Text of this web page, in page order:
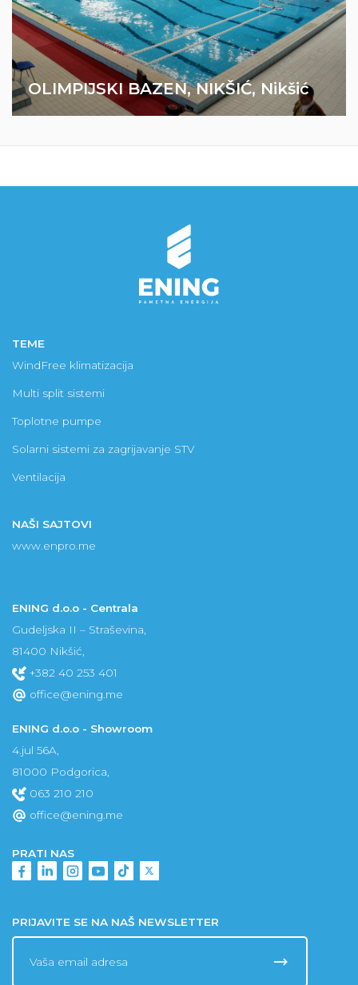
OLIMPIJSKI BAZEN, NIKŠIĆ, Nikšić
Sistemi grijanja
Sistemi ventilacije
Sistemi klimatizacije
TEME
WindFree klimatizacija
Multi split sistemi
Toplotne pumpe
Solarni sistemi za zagrijavanje STV
Ventilacija
NAŠI SAJTOVI
www.enpro.me
PRIJAVITE SE NA NAŠ NEWSLETTER
ENING d.o.o - Centrala
Gudeljska II – Straševina,
81400 Nikšić,
+382 40 253 401
office@ening.me
ENING d.o.o - Showroom
4.jul 56A,
81000 Podgorica,
063 210 210
office@ening.me
PRATI NAS